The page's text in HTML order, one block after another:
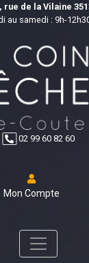
rue de la Vilaine
au samedi : 9h-
02 99 60 82 60
Mon Compte